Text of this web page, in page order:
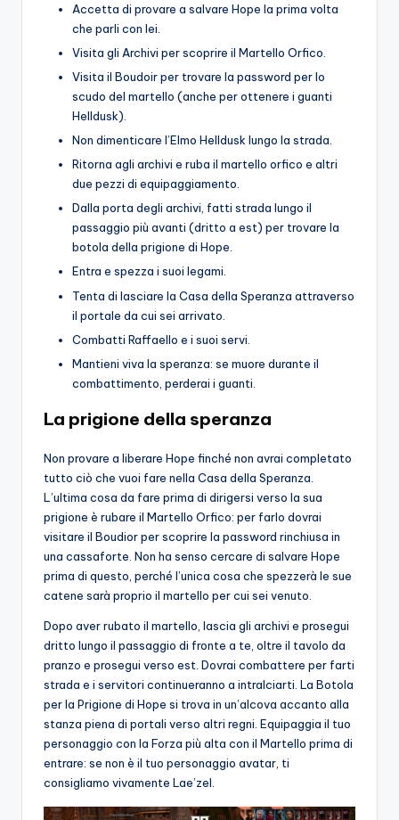
Accetta di provare a salvare Hope la prima volta
che parli con lei.
Visita gli Archivi per scoprire il Martello Orfico.
Visita il Boudoir per trovare la password per lo
scudo del martello (anche per ottenere i guanti
Helldusk).
Non dimenticare l’Elmo Helldusk lungo la strada.
Ritorna agli archivi e ruba il martello orfico e altri
due pezzi di equipaggiamento.
Dalla porta degli archivi, fatti strada lungo il
passaggio più avanti (dritto a est) per trovare la
botola della prigione di Hope.
Entra e spezza i suoi legami.
Tenta di lasciare la Casa della Speranza attraverso
il portale da cui sei arrivato.
Combatti Raffaello e i suoi servi.
Mantieni viva la speranza: se muore durante il
combattimento, perderai i guanti.
La prigione della speranza
Non provare a liberare Hope finché non avrai completato
tutto ciò che vuoi fare nella Casa della Speranza.
L’ultima cosa da fare prima di dirigersi verso la sua
prigione è rubare il Martello Orfico: per farlo dovrai
visitare il Boudior per scoprire la password rinchiusa in
una cassaforte. Non ha senso cercare di salvare Hope
prima di questo, perché l’unica cosa che spezzerà le sue
catene sarà proprio il martello per cui sei venuto.
Dopo aver rubato il martello, lascia gli archivi e prosegui
dritto lungo il passaggio di fronte a te, oltre il tavolo da
pranzo e prosegui verso est. Dovrai combattere per farti
strada e i servitori continueranno a intralciarti. La Botola
per la Prigione di Hope si trova in un’alcova accanto alla
stanza piena di portali verso altri regni. Equipaggia il tuo
personaggio con la Forza più alta con il Martello prima di
entrare: se non è il tuo personaggio avatar, ti
consigliamo vivamente Lae’zel.